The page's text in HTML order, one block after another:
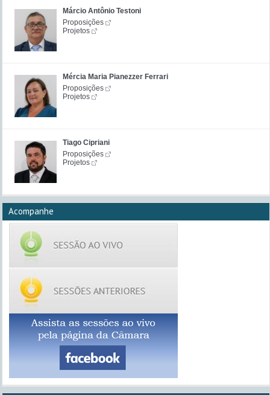
Márcio Antônio Testoni
Proposições
Projetos
Mércia Maria Pianezzer Ferrari
Proposições
Projetos
Tiago Cipriani
Proposições
Projetos
Acompanhe